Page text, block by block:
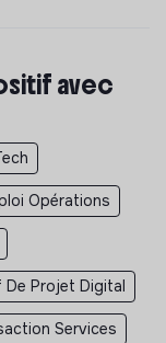
avec
Opérations
De Projet Digital
Services